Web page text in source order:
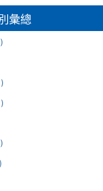
彙總